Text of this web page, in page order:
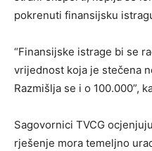
pokrenuti finansijsku
“Finansijske istrage bi se
vrijednost koja je stečena
Razmišlja se i o 100.000”,
Sagovornici TVCG
rješenje mora temeljno